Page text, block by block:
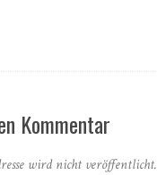
Kommentar
wird nicht veröffentlicht.